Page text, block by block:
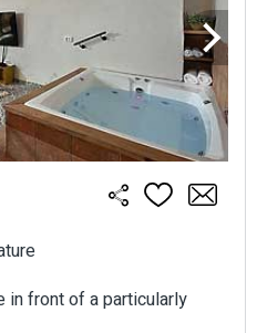
in front of a particularly